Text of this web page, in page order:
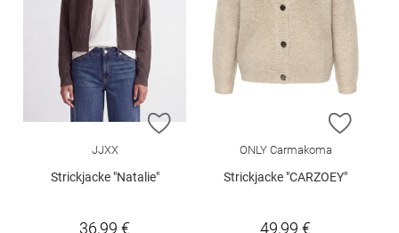
ZUR WUNSCHLISTE HINZUFÜGEN
JJXX
Strickjacke "Natalie"
36,99 €
ZUR
ONLY Carmakoma
Strickjacke "CARZOEY"
49,99 €